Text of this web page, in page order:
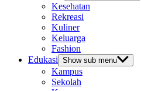
Kesehatan
Rekreasi
Kuliner
Keluarga
Fashion
Edukasi Show sub menu
Kampus
Sekolah